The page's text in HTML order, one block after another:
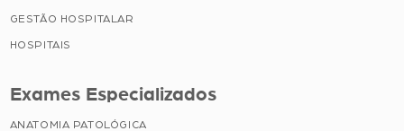
GESTÃO HOSPITALAR
HOSPITAIS
Exames Especializados
ANATOMIA PATOLÓGICA